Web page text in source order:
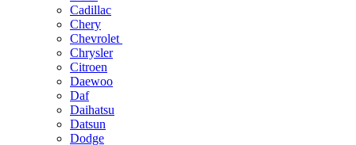
Cadillac
Chery
Chevrolet
Chrysler
Citroen
Daewoo
Daf
Daihatsu
Datsun
Dodge